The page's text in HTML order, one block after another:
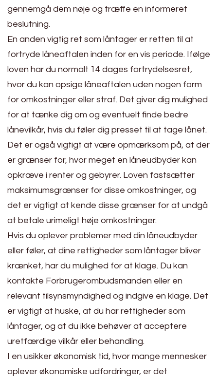
gennemgå dem nøje og træffe en informeret
beslutning.
En anden vigtig ret som låntager er retten til at
fortryde låneaftalen inden for en vis periode. Ifølge
loven har du normalt 14 dages fortrydelsesret,
hvor du kan opsige låneaftalen uden nogen form
for omkostninger eller straf. Det giver dig mulighed
for at tænke dig om og eventuelt finde bedre
lånevilkår, hvis du føler dig presset til at tage lånet.
Det er også vigtigt at være opmærksom på, at der
er grænser for, hvor meget en låneudbyder kan
opkræve i renter og gebyrer. Loven fastsætter
maksimumsgrænser for disse omkostninger, og
det er vigtigt at kende disse grænser for at undgå
at betale urimeligt høje omkostninger.
Hvis du oplever problemer med din låneudbyder
eller føler, at dine rettigheder som låntager bliver
krænket, har du mulighed for at klage. Du kan
kontakte Forbrugerombudsmanden eller en
relevant tilsynsmyndighed og indgive en klage. Det
er vigtigt at huske, at du har rettigheder som
låntager, og at du ikke behøver at acceptere
uretfærdige vilkår eller behandling.
I en usikker økonomisk tid, hvor mange mennesker
oplever økonomiske udfordringer, er det